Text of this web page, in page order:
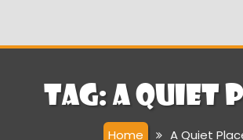
Tag: A Quiet
Home A Quiet